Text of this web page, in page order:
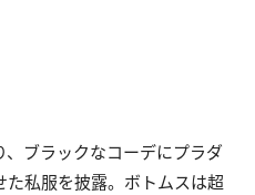
ブラックなコーデにプラダ
私服を披露。ボトムスは超